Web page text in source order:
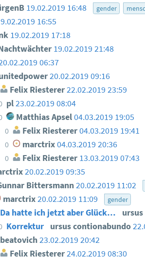
19.02.2019 16:48 gender
16:55
19.02.2019 17:18
19.02.2019 21:48
06:37
20.02.2019 09:16
Felix Riesterer 22.02.2019 23:59
pl23.02.2019 08:04
Matthias Apsel04.03.2019 19:05
0 Felix Riesterer04.03.2019 19:41
0 marctrix04.03.2019 20:36
0 Felix Riesterer 13.03.2019 07:43
20.02.2019 09:35
Bittersmann20.02.2019 11:02
marctrix20.02.2019 11:09 gender
Da hatte ich jetzt aber Glück…
Korrektur ursus contionabundo
beatovich23.02.2019 20:42
Felix Riesterer 24.02.2019 08:30